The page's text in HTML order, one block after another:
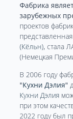
Фабрика
зарубежных
проектов
(Кёльн), стала
(Немецкая
В 2006 году
"Кухни Дэлия"
Кухни Дэлия
при этом
2022 году был